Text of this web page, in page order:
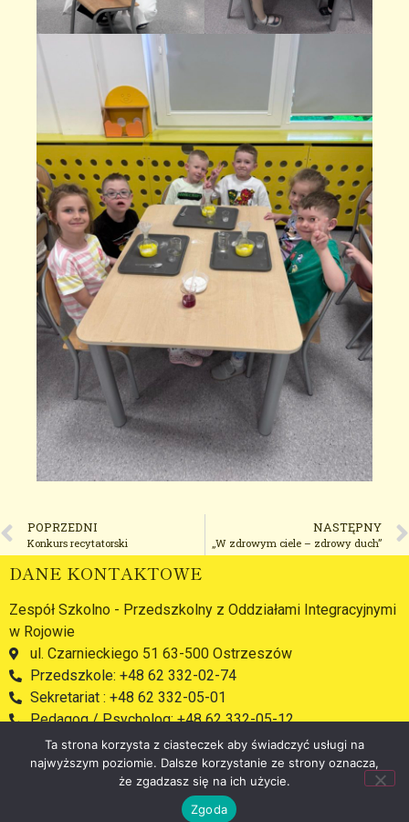
POPRZEDNI
Konkurs recytatorski
NASTĘPNY
„W zdrowym ciele – zdrowy duch”
DANE KONTAKTOWE
Zespół Szkolno - Przedszkolny z Oddziałami Integracyjnymi
w Rojowie
ul. Czarnieckiego 51 63-500 Ostrzeszów
Przedszkole: +48 62 332-02-74
Sekretariat : +48 62 332-05-01
Pedagog / Psycholog: +48 62 332-05-12
przedszkole.zsprojow@ostrzeszow.pl
Ta strona korzysta z ciasteczek aby świadczyć usługi na
najwyższym poziomie. Dalsze korzystanie ze strony oznacza,
że zgadzasz się na ich użycie.
Zgoda